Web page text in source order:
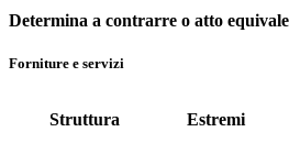
Determina a contrarre o atto
Forniture e servizi
Struttura Estremi